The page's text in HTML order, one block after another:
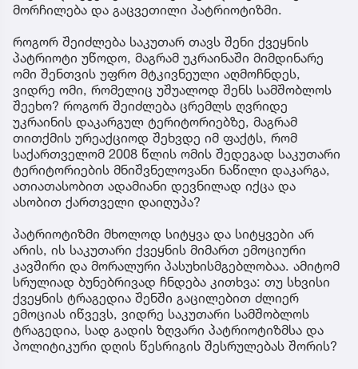
მორჩილება და გაცვეთილი პატრიოტიზმი.
როგორ შეიძლება საკუთარ თავს შენი ქვეყნის
პატრიოტი უწოდო, მაგრამ უკრაინაში მიმდინარე
ომი შენთვის უფრო მტკივნეული აღმოჩნდეს,
ვიდრე ომი, რომელიც უშუალოდ შენს სამშობლოს
შეეხო? როგორ შეიძლება ცრემლს ღვრიდე
უკრაინის დაკარგულ ტერიტორიებზე, მაგრამ
თითქმის ურეაქციოდ შეხვდე იმ ფაქტს, რომ
საქართველომ 2008 წლის ომის შედეგად საკუთარი
ტერიტორიების მნიშვნელოვანი ნაწილი დაკარგა,
ათიათასობით ადამიანი დევნილად იქცა და
ასობით ქართველი დაიღუპა?
პატრიოტიზმი მხოლოდ სიტყვა და სიტყვები არ
არის, ის საკუთარი ქვეყნის მიმართ ემოციური
კავშირი და მორალური პასუხისმგებლობაა. ამიტომ
სრულიად ბუნებრივად ჩნდება კითხვა: თუ სხვისი
ქვეყნის ტრაგედია შენში გაცილებით ძლიერ
ემოციას იწვევს, ვიდრე საკუთარი სამშობლოს
ტრაგედია, სად გადის ზღვარი პატრიოტიზმსა და
პოლიტიკური დღის წესრიგის შესრულებას შორის?